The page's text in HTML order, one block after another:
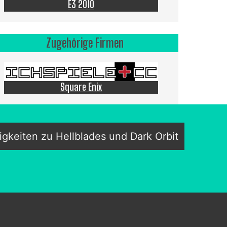
E3 2010
Zugehörige Firmen
Square Enix
zu Hellblades und Dark Orbit